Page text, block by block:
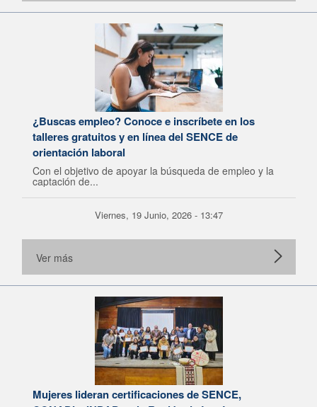
¿Buscas empleo? Conoce e inscríbete en los
talleres gratuitos y en línea del SENCE de
orientación laboral
Con el objetivo de apoyar la búsqueda de empleo y la
captación de...
Viernes, 19 Junio, 2026 - 13:47
Ver más
Mujeres lideran certificaciones de SENCE,